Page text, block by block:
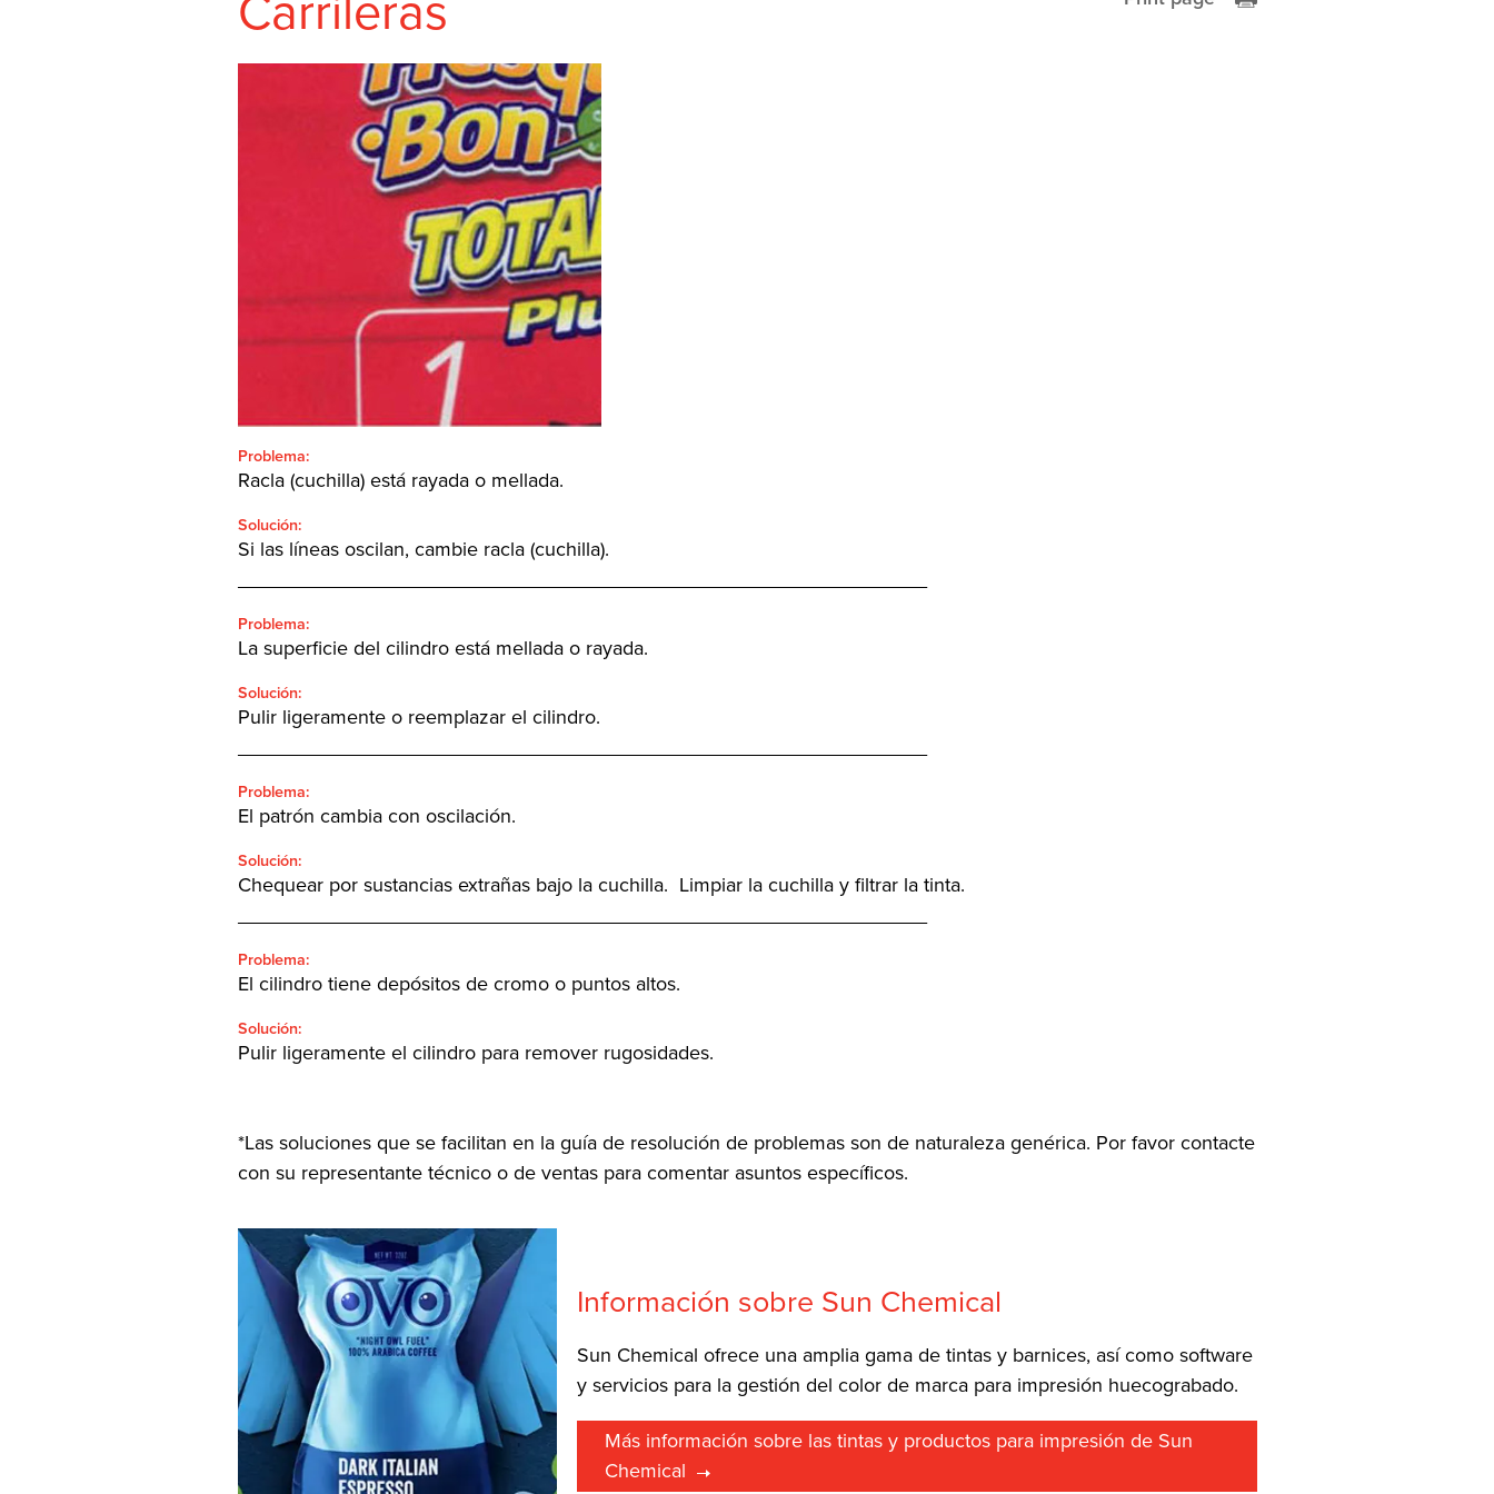
SHEETFED
CONTACTO
SEARCH
Carrileras
Problema:
Racla (cuchilla) está rayada o mellada.
Solución:
Si las líneas oscilan, cambie racla (cuchilla).
Problema:
La superficie del cilindro está mellada o rayada.
Solución:
Pulir ligeramente o reemplazar el cilindro.
Problema:
El patrón cambia con oscilación.
Solución:
Chequear por sustancias extrañas bajo la cuchilla. Limpiar la cuchilla y filtrar la tinta.
Problema:
El cilindro tiene depósitos de cromo o puntos altos.
Solución:
Pulir ligeramente el cilindro para remover rugosidades.
*Las soluciones que se facilitan en la guía de resolución de problemas son de naturaleza genérica. Por favor contacte
con su representante técnico o de ventas para comentar asuntos específicos.
Información sobre Sun Chemical
Sun Chemical ofrece una amplia gama de tintas y barnices, así como software
y servicios para la gestión del color de marca para impresión huecograbado.
Más información sobre las tintas y productos para impresión de Sun
Chemical